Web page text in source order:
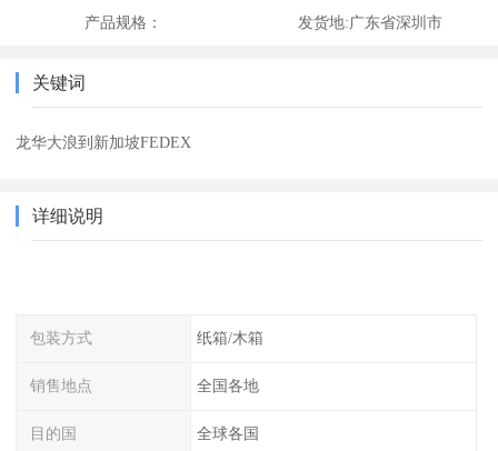
产品规格： 发货地:广东省深圳市
关键词
龙华大浪到新加坡FEDEX
详细说明
包装方式 纸箱/木箱
销售地点 全国各地
目的国 全球各国